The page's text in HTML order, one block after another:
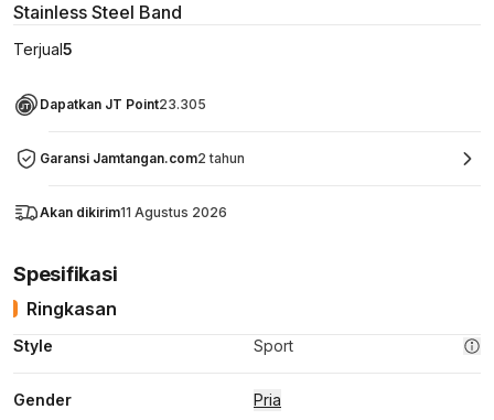
Stainless Steel Band
Terjual5
Dapatkan JT Point23.305
Garansi Jamtangan.com2 tahun
Akan dikirim11 Agustus 2026
Spesifikasi
Ringkasan
Style Sport
Gender Pria